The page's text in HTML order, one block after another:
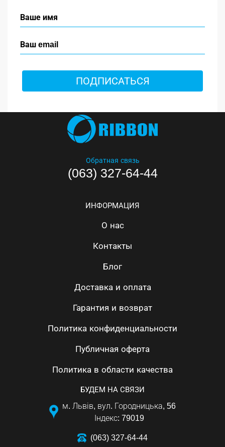
ПОДПИСАТЬСЯ
Обратная связь
(063) 327-64-44
ИНФОРМАЦИЯ
О нас
Контакты
Блог
Доставка и оплата
Гарантия и возврат
Политика конфиденциальности
Публичная оферта
Политика в области качества
БУДЕМ НА СВЯЗИ
м. Львів, вул. Городницька, 56
Індекс: 79019
(063) 327-64-44